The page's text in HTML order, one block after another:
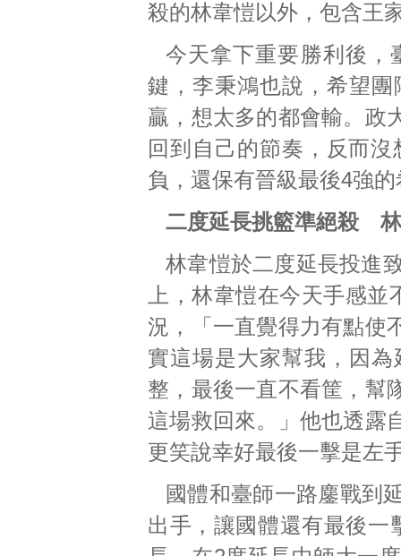
殺的林韋愷以外，包含王
今天拿下重要勝利後，
鍵，李秉鴻也說，希望
贏，想太多的都會輸。政
回到自己的節奏，反而
負，還保有晉級最後4強
二度延長挑籃準絕殺
林韋愷於二度延長投進
上，林韋愷在今天手感
況，「一直覺得力有點使
實這場是大家幫我，因
整，最後一直不看筐，幫
這場救回來。」他也透露
更笑說幸好最後一擊是左
國體和臺師一路鏖戰到
出手，讓國體還有最後一